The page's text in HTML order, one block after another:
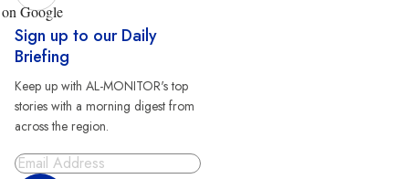
on Google
Sign up to our Daily
Briefing
Keep up with AL-MONITOR's top
stories with a morning digest from
across the region.